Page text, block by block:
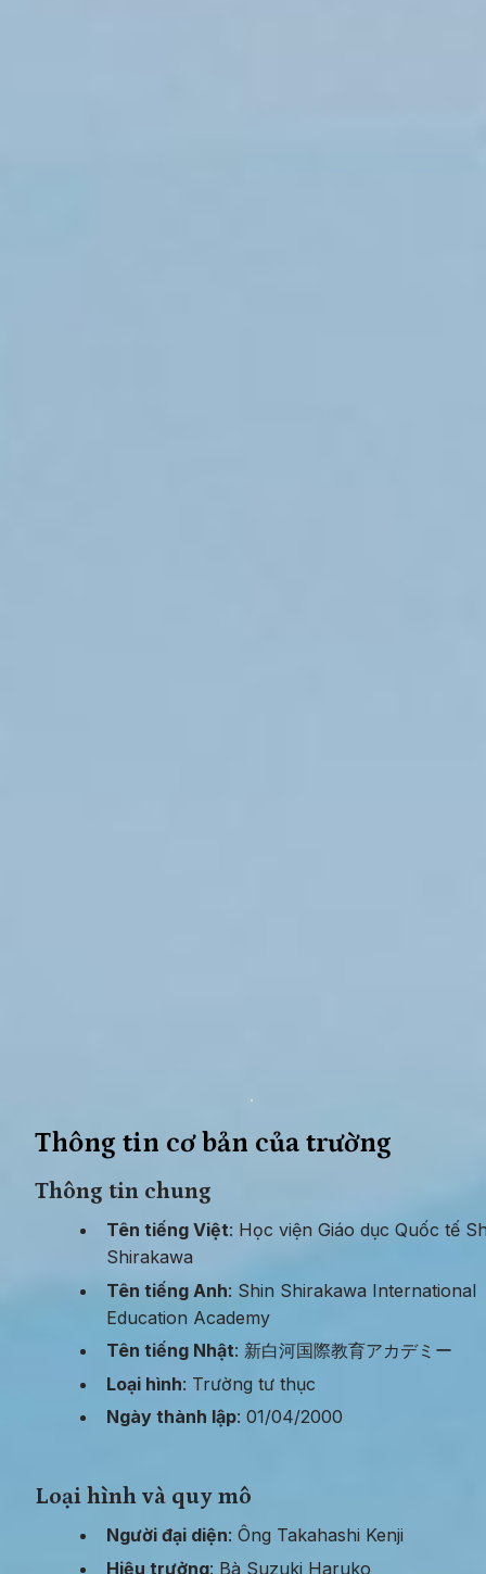
Thông tin cơ bản của trường
Thông tin chung
Tên tiếng Việt: Học viện Giáo dục Quốc tế
Shirakawa
Tên tiếng Anh: Shin Shirakawa International
Education Academy
Tên tiếng Nhật: 新白河国際教育アカデミー
Loại hình: Trường tư thục
Ngày thành lập: 01/04/2000
Loại hình và quy mô
Người đại diện: Ông Takahashi Kenji
Hiệu trưởng: Bà Suzuki Haruko